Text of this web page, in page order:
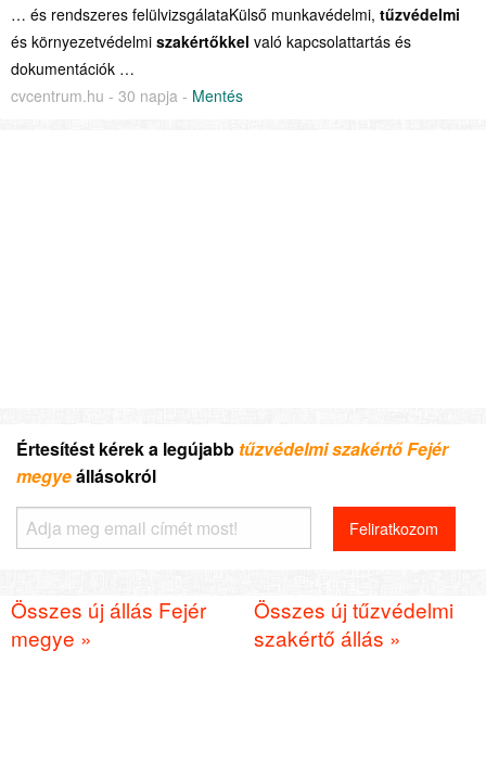
… és rendszeres felülvizsgálataKülső munkavédelmi, tűzvédelmi
és környezetvédelmi szakértőkkel való kapcsolattartás és
dokumentációk …
cvcentrum.hu - 30 napja - Mentés
Értesítést kérek a legújabb tűzvédelmi szakértő Fejér
megyeállásokról
Összes új állás Fejér
megye »
Összes új tűzvédelmi
szakértő állás »